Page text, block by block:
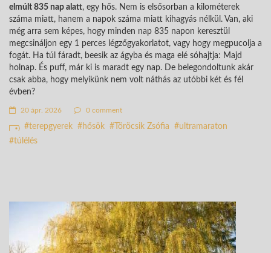
elmúlt 835 nap alatt, egy hős. Nem is elsősorban a kilométerek
száma miatt, hanem a napok száma miatt kihagyás nélkül. Van, aki
még arra sem képes, hogy minden nap 835 napon keresztül
megcsináljon egy 1 perces légzőgyakorlatot, vagy hogy megpucolja a
fogát. Ha túl fáradt, beesik az ágyba és maga elé sóhajtja: Majd
holnap. És puff, már ki is maradt egy nap. De belegondoltunk akár
csak abba, hogy melyikünk nem volt náthás az utóbbi két és fél
évben?
20 ápr. 2026 0 comment
terepgyerek hősök Töröcsik Zsófia
ultramaraton
túlélés